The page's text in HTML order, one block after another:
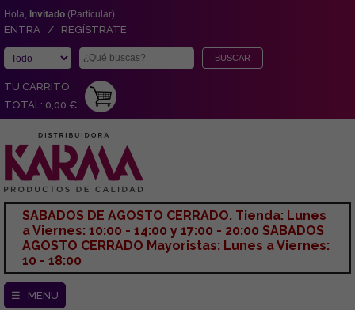
Hola, Invitado (Particular)
ENTRA / REGÍSTRATE
TU CARRITO
TOTAL: 0,00 €
SABADOS DE AGOSTO CERRADO. Tienda: Lunes
a Viernes: 10:00 - 14:00 y 17:00 - 20:00 SABADOS
AGOSTO CERRADO Mayoristas: Lunes a Viernes:
10 - 18:00
☰ MENU